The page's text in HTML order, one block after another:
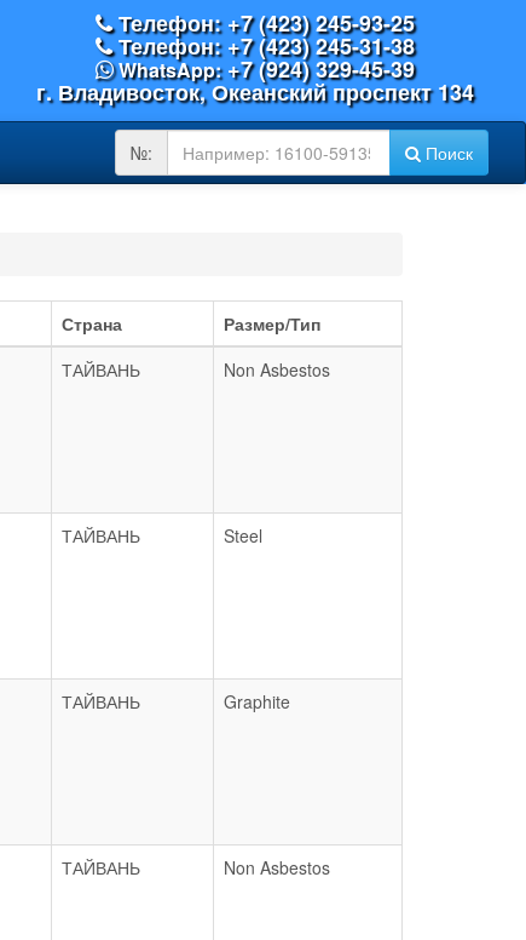
Телефон: +7 (423) 245-93-25
Телефон: +7 (423) 245-31-38
WhatsApp:+7 (924) 329-45-39
г. Владивосток, Океанский проспект 134
OEM
№:№: Поиск
Страна Размер/Тип
ТАЙВАНЬ Non Asbestos
ТАЙВАНЬ Steel
ТАЙВАНЬ Graphite
ТАЙВАНЬ Non Asbestos